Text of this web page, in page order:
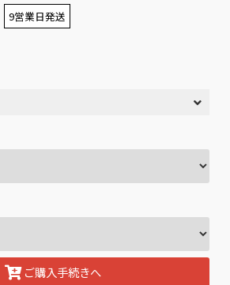
9営業日発送
ご購入手続きへ